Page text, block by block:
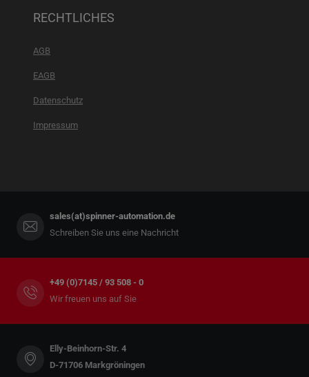
RECHTLICHES
AGB
EAGB
Datenschutz
Impressum
sales(at)spinner-automation.de
Schreiben Sie uns eine Nachricht
+49 (0)7145 / 93 508 - 0
Wir freuen uns auf Sie
Elly-Beinhorn-Str. 4
D-71706 Markgröningen